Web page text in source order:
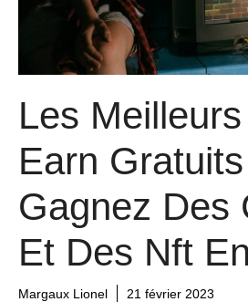
Les
Earn
Gagnez Des
Et Des Nft
Margaux Lionel 21 février 2023